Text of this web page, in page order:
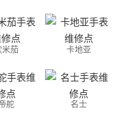
米茄 卡地亚
舵 名士